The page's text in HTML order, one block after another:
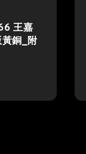
王嘉
銅_附